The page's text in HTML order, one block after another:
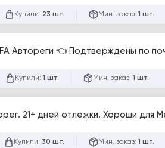
Купили: 23 шт. Мин. заказ: 1 шт.
Автореги 👈 Подтверждены по
Купили: 1 шт. Мин. заказ: 1 шт.
21+ дней отлёжки. Хороши для
Купили: 30 шт. Мин. заказ: 1 шт.